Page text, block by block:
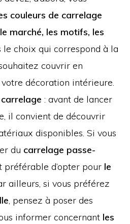
couleurs de carrelage
marché, les motifs, les
le choix qui correspond à la
couvrir en
décoration intérieure.
: avant de lancer
il convient de découvrir
disponibles. Si vous
du carrelage passe-
préférable d’opter pour le
ailleurs, si vous préférez
, pensez à poser des
informer concernant les